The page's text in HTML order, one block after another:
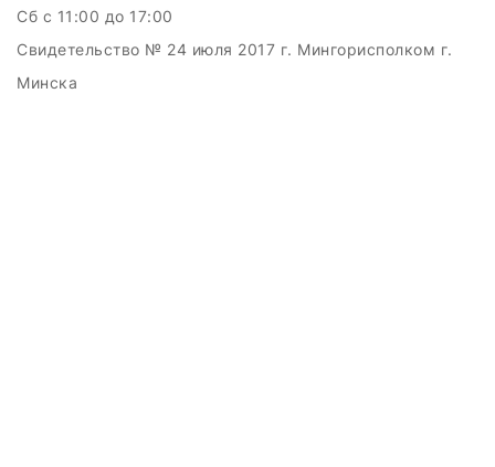
Сб c 11:00 до 17:00
Свидетельство № 24 июля 2017 г. Мингорисполком г.
Минска